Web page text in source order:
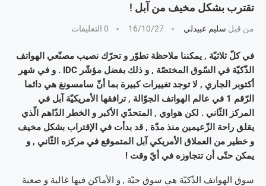
تقترب بشكل مخيف من آبل !
من قبل سليم عبيدلي 16/10/27 0 التعليقات
في كلّ ثلاثيّة , يمكننا ملاحظة تطوّر و تحرّك نصيب مصنّعي الهواتف
الذّكيّة في السّوق المختصّة , و ذلك بفضل مؤشّر IDC . و في شهر
أكتوبر الجاري , لا توجد تغييرات كبيرة بما أنّ سامسونغ هي دائما
الرّقم 1 في عالم الهواتف الجوّالة , ترافقها الأمريكيّة آبل في
المركز الثّاني . لكن هواوي , المتحدّي الأكبر و الخطر الدّاهم الّذي
يقلق راحة الزّعيمين منذ مدّة , قد بدأت في الإقتراب بشكل مخيف
و خطير من العملاق الأمريكي آبل المتموقع في مركزه الثّاني , و
يمكن حتّى أن تتجاوزه في أيّ وقت !
سوق الهواتف الذّكيّة هي سوق حيّة , و الأماكن فيها غالية و صعبة